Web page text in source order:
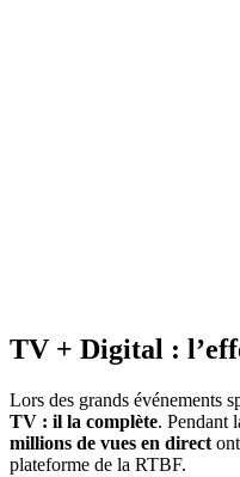
TV + Digital :
Lors des grands événements
TV : il la complète. Pendant
millions de vues en direct
plateforme de la RTBF.